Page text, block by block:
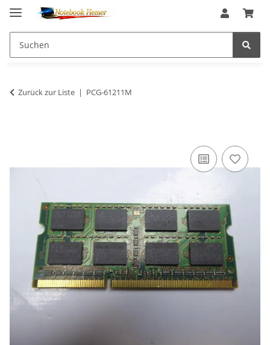
Zurück zur Liste PCG-61211M